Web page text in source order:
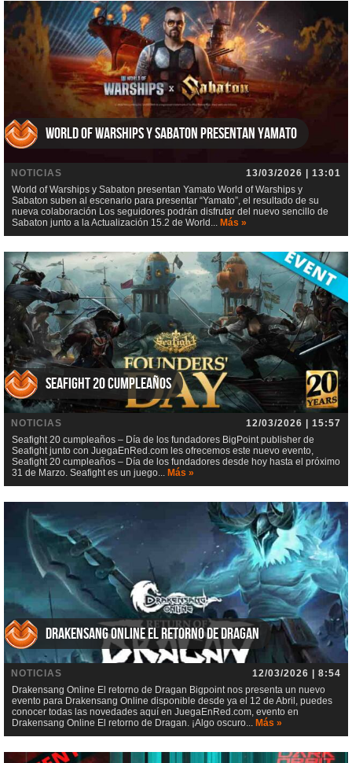
World of Warships y Sabaton presentan Yamato
NOTICIAS
13/03/2026 | 13:01
World of Warships y Sabaton presentan Yamato World of Warships y
Sabaton suben al escenario para presentar “Yamato”, el resultado de su
nueva colaboración Los seguidores podrán disfrutar del nuevo sencillo de
Sabaton junto a la Actualización 15.2 de World... Más »
Seafight 20 cumpleaños
NOTICIAS
12/03/2026 | 15:57
Seafight 20 cumpleaños – Día de los fundadores BigPoint publisher de
Seafight junto con JuegaEnRed.com les ofrecemos este nuevo evento,
Seafight 20 cumpleaños – Día de los fundadores desde hoy hasta el próximo
31 de Marzo. Seafight es un juego... Más »
Drakensang Online El retorno de Dragan
NOTICIAS
12/03/2026 | 8:54
Drakensang Online El retorno de Dragan Bigpoint nos presenta un nuevo
evento para Drakensang Online disponible desde ya el 12 de Abril, puedes
conocer todas las novedades aquí en JuegaEnRed.com, evento en
Drakensang Online El retorno de Dragan. ¡Algo oscuro... Más »